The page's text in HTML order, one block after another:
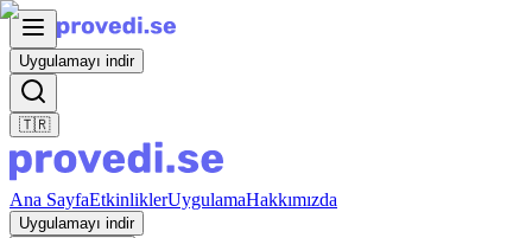
Uygulamayı indir
🇹🇷
Ana SayfaEtkinliklerUygulamaHakkımızda
Uygulamayı indir